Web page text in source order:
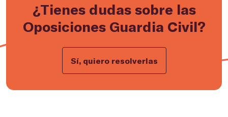
¿Tienes dudas sobre las
Oposiciones Guardia Civil?
Sí, quiero resolverlas